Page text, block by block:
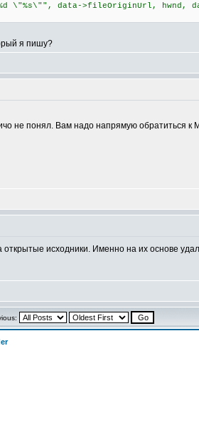
data->fileOriginUrl, hwnd,
я пишу?
не понял. Вам надо напрямую обратиться
исходники. Именно на их основе